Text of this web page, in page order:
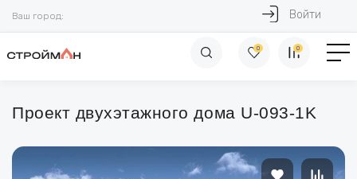
Ваш город: Войти
0 0
Проект двухэтажного дома U-093-1K